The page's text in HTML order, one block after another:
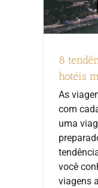
8
hotéis
As
com
uma
você
viagens